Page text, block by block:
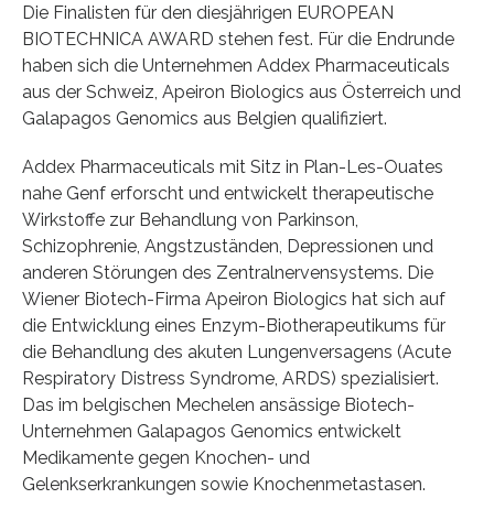
Die Finalisten für den diesjährigen EUROPEAN
BIOTECHNICA AWARD stehen fest. Für die Endrunde
haben sich die Unternehmen Addex Pharmaceuticals
aus der Schweiz, Apeiron Biologics aus Österreich und
Galapagos Genomics aus Belgien qualifiziert.
Addex Pharmaceuticals mit Sitz in Plan-Les-Ouates
nahe Genf erforscht und entwickelt therapeutische
Wirkstoffe zur Behandlung von Parkinson,
Schizophrenie, Angstzuständen, Depressionen und
anderen Störungen des Zentralnervensystems. Die
Wiener Biotech-Firma Apeiron Biologics hat sich auf
die Entwicklung eines Enzym-Biotherapeutikums für
die Behandlung des akuten Lungenversagens (Acute
Respiratory Distress Syndrome, ARDS) spezialisiert.
Das im belgischen Mechelen ansässige Biotech-
Unternehmen Galapagos Genomics entwickelt
Medikamente gegen Knochen- und
Gelenkserkrankungen sowie Knochenmetastasen.